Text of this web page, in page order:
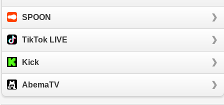
SPOON
TikTok LIVE
Kick
AbemaTV